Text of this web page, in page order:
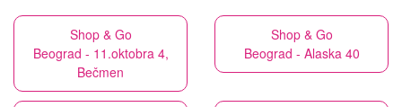
Shop & Go
Beograd - 11.oktobra 4,
Bečmen
Shop & Go
Beograd - Alaska 40